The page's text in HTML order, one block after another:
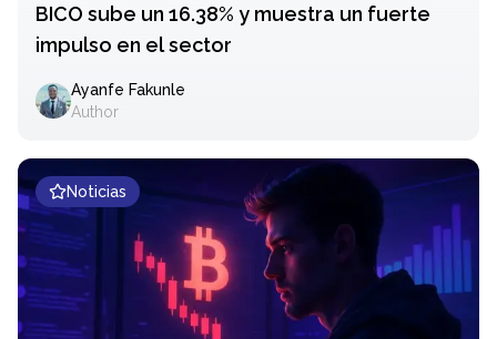
BICO sube un 16.38% y muestra un fuerte
impulso en el sector
Ayanfe Fakunle
Author
Noticias